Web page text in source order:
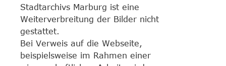
Stadtarchivs Marburg ist eine
Weiterverbreitung der Bilder nicht
gestattet.
Bei Verweis auf die Webseite,
beispielsweise im Rahmen einer